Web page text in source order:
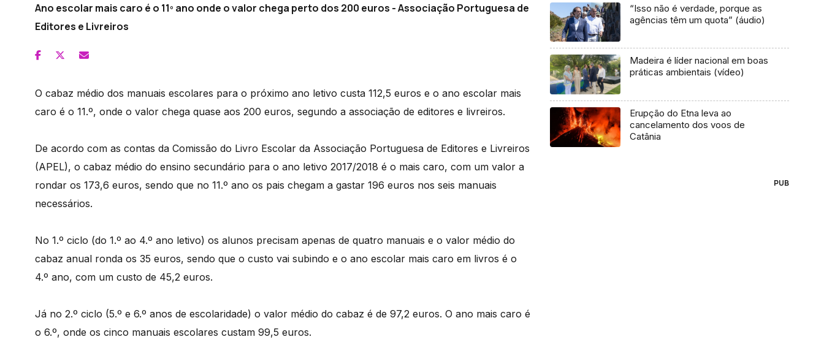
Ano escolar mais caro é o 11º ano onde o valor chega perto dos 200 euros - Associação Portuguesa de
Editores e Livreiros
O cabaz médio dos manuais escolares para o próximo ano letivo custa 112,5 euros e o ano escolar mais
caro é o 11.º, onde o valor chega quase aos 200 euros, segundo a associação de editores e livreiros.
De acordo com as contas da Comissão do Livro Escolar da Associação Portuguesa de Editores e Livreiros
(APEL), o cabaz médio do ensino secundário para o ano letivo 2017/2018 é o mais caro, com um valor a
rondar os 173,6 euros, sendo que no 11.º ano os pais chegam a gastar 196 euros nos seis manuais
necessários.
No 1.º ciclo (do 1.º ao 4.º ano letivo) os alunos precisam apenas de quatro manuais e o valor médio do
cabaz anual ronda os 35 euros, sendo que o custo vai subindo e o ano escolar mais caro em livros é o
4.º ano, com um custo de 45,2 euros.
Já no 2.º ciclo (5.º e 6.º anos de escolaridade) o valor médio do cabaz é de 97,2 euros. O ano mais caro é
o 6.º, onde os cinco manuais escolares custam 99,5 euros.
“Isso não é verdade, porque as
agências têm um quota” (áudio)
Madeira é líder nacional em boas
práticas ambientais (vídeo)
Erupção do Etna leva ao
cancelamento dos voos de
Catânia
PUB